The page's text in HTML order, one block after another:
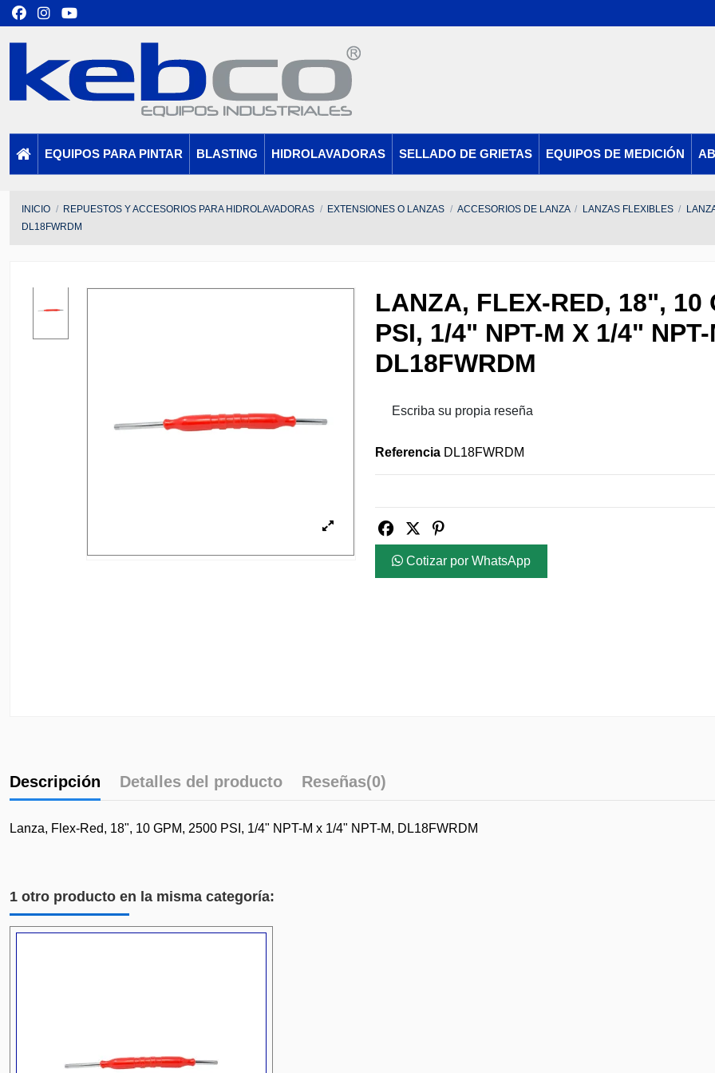
EQUIPOS PARA PINTAR BLASTING HIDROLAVADORAS SELLADO DE GRIETAS EQUIPOS DE MEDICIÓN
INICIO REPUESTOS Y ACCESORIOS PARA HIDROLAVADORAS EXTENSIONES O LANZAS ACCESORIOS DE LANZA LANZAS FLEXIBLES
DL18FWRDM
LANZA, FLEX-RED, 18", 10
PSI, 1/4" NPT-M X 1/4" NPT-
DL18FWRDM
Escriba su propia reseña
Referencia DL18FWRDM
Cotizar por WhatsApp
Descripción Detalles del producto Reseñas(0)
Lanza, Flex-Red, 18", 10 GPM, 2500 PSI, 1/4" NPT-M x 1/4" NPT-M, DL18FWRDM
1 otro producto en la misma categoría: